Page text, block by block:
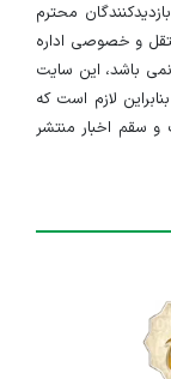
محترم
و خصوصی اداره
باشد، این سایت
لازم است که
سقم اخبار منتشر